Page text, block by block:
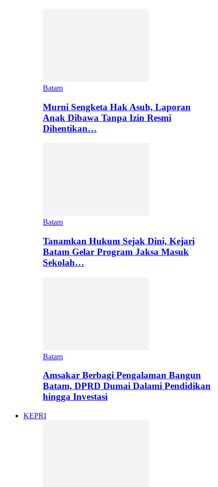
Batam
Murni Sengketa Hak Asuh, Laporan
Anak Dibawa Tanpa Izin Resmi
Dihentikan…
Batam
Tanamkan Hukum Sejak Dini, Kejari
Batam Gelar Program Jaksa Masuk
Sekolah…
Batam
Amsakar Berbagi Pengalaman Bangun
Batam, DPRD Dumai Dalami Pendidikan
hingga Investasi
KEPRI